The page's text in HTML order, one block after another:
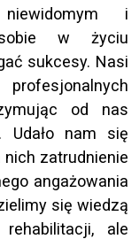
i
w życiu
sukcesy. Nasi
od nas
Udało nam się
zatrudnienie
angażowania
się wiedzą
ale